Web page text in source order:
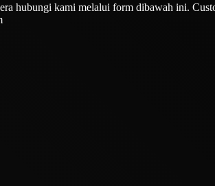
hubungi kami melalui form dibawah ini.